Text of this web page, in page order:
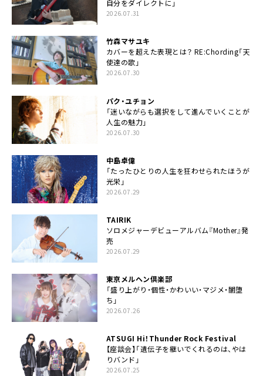
自分をダイレクトに」
2026.07.31
竹森マサユキ
カバーを超えた表現とは？ RE:Chording「天
使達の歌」
2026.07.30
パク・ユチョン
「迷いながらも選択をして進んでいくことが
人生の魅力」
2026.07.30
中島卓偉
「たったひとりの人生を狂わせられたほうが
光栄」
2026.07.29
TAIRIK
ソロメジャーデビューアルバム『Mother』発
売
2026.07.29
東京メルヘン倶楽部
「盛り上がり・個性・かわいい・マジメ・闇堕
ち」
2026.07.26
ATSUGI Hi！Thunder Rock Festival
【座談会】「遺伝子を継いでくれるのは、やは
りバンド」
2026.07.25